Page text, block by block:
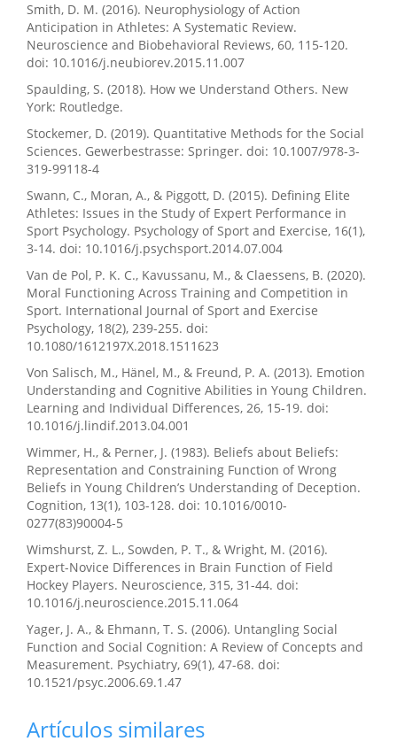
Smith, D. M. (2016). Neurophysiology of Action
Anticipation in Athletes: A Systematic Review.
Neuroscience and Biobehavioral Reviews, 60, 115-120.
doi: 10.1016/j.neubiorev.2015.11.007
Spaulding, S. (2018). How we Understand Others. New
York: Routledge.
Stockemer, D. (2019). Quantitative Methods for the Social
Sciences. Gewerbestrasse: Springer. doi: 10.1007/978-3-
319-99118-4
Swann, C., Moran, A., & Piggott, D. (2015). Defining Elite
Athletes: Issues in the Study of Expert Performance in
Sport Psychology. Psychology of Sport and Exercise, 16(1),
3-14. doi: 10.1016/j.psychsport.2014.07.004
Van de Pol, P. K. C., Kavussanu, M., & Claessens, B. (2020).
Moral Functioning Across Training and Competition in
Sport. International Journal of Sport and Exercise
Psychology, 18(2), 239-255. doi:
10.1080/1612197X.2018.1511623
Von Salisch, M., Hänel, M., & Freund, P. A. (2013). Emotion
Understanding and Cognitive Abilities in Young Children.
Learning and Individual Differences, 26, 15-19. doi:
10.1016/j.lindif.2013.04.001
Wimmer, H., & Perner, J. (1983). Beliefs about Beliefs:
Representation and Constraining Function of Wrong
Beliefs in Young Children’s Understanding of Deception.
Cognition, 13(1), 103-128. doi: 10.1016/0010-
0277(83)90004-5
Wimshurst, Z. L., Sowden, P. T., & Wright, M. (2016).
Expert-Novice Differences in Brain Function of Field
Hockey Players. Neuroscience, 315, 31-44. doi:
10.1016/j.neuroscience.2015.11.064
Yager, J. A., & Ehmann, T. S. (2006). Untangling Social
Function and Social Cognition: A Review of Concepts and
Measurement. Psychiatry, 69(1), 47-68. doi:
10.1521/psyc.2006.69.1.47
Artículos similares